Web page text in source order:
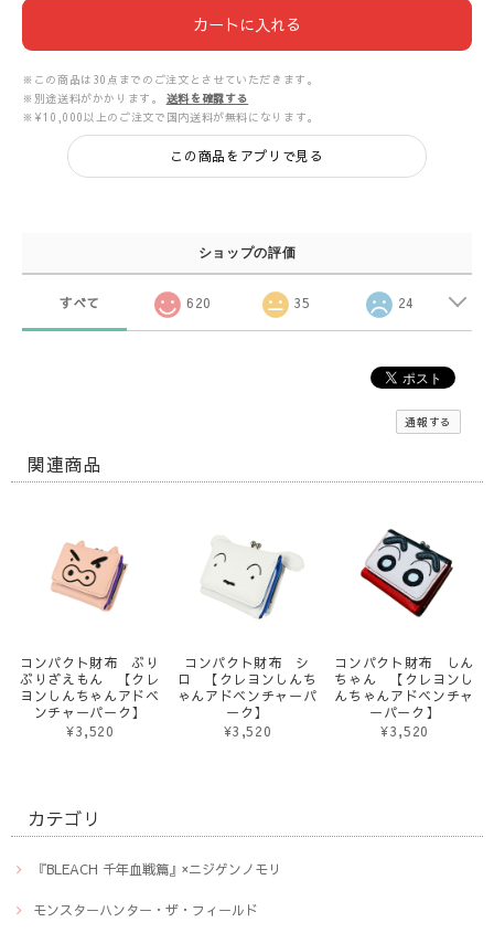
カートに入れる
※この商品は30点までのご注文とさせていただきます。
※別途送料がかかります。
送料を確認する
※¥10,000以上のご注文で国内送料が無料になります。
この商品をアプリで見る
ショップの評価
すべて 620 35 24
通報する
関連商品
コンパクト財布 ぶり
ぶりざえもん 【クレ
ヨンしんちゃんアドベ
ンチャーパーク】
¥3,520
コンパクト財布 シ
ロ 【クレヨンしんち
ゃんアドベンチャーパ
ーク】
¥3,520
コンパクト財布 しん
ちゃん 【クレヨンし
んちゃんアドベンチャ
ーパーク】
¥3,520
カテゴリ
『BLEACH 千年血戦篇』×ニジゲンノモリ
モンスターハンター・ザ・フィールド